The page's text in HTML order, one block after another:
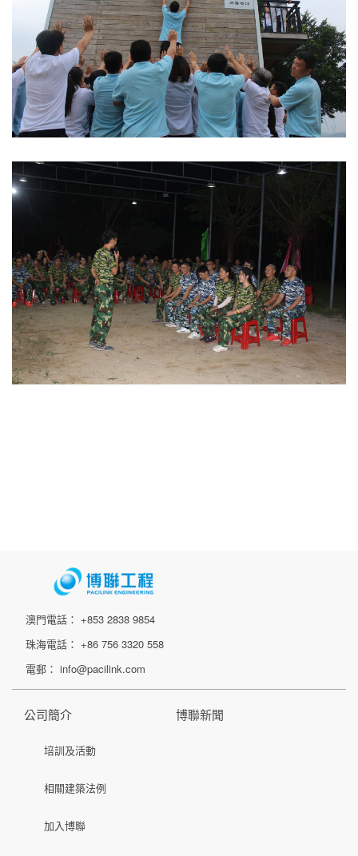
澳門電話： +853 2838 9854
珠海電話： +86 756 3320 558
電郵： info@pacilink.com
公司簡介 博聯新聞
培訓及活動
相關建築法例
加入博聯